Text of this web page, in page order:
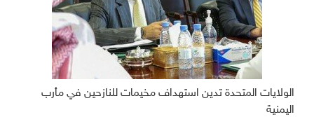
الولايات المتحدة تدين استهداف مخيمات للنازحين في مأرب
اليمنية